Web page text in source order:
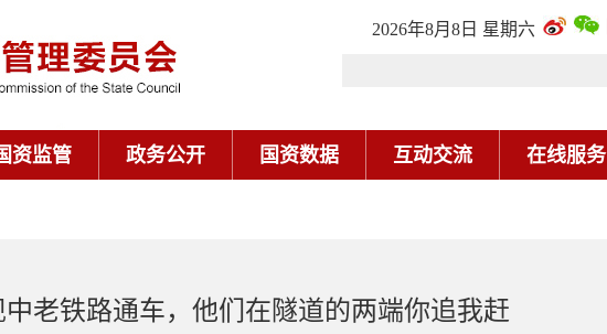
2026年8月8日 星期六
资监管 政务公开 国资数据 互动交流 在线服务
老铁路通车，他们在隧道的两端你追我赶